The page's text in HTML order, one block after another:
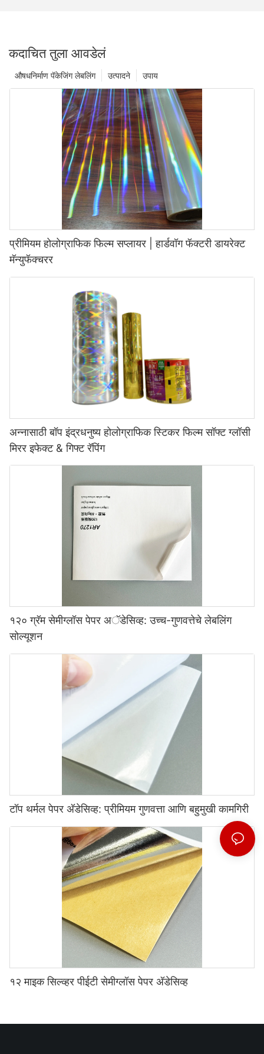
कदाचित तुला आवडेलं
उपाय
उत्पादने
औषधनिर्माण पॅकेजिंग लेबलिंग
प्रीमियम होलोग्राफिक फिल्म सप्लायर | हार्डवॉग फॅक्टरी डायरेक्ट
मॅन्युफॅक्चरर
अन्नासाठी बॉप इंद्रधनुष्य होलोग्राफिक स्टिकर फिल्म सॉफ्ट ग्लॉसी
मिरर इफेक्ट & गिफ्ट रॅपिंग
१२० ग्रॅम सेमीग्लॉस पेपर अॅडेसिव्ह: उच्च-गुणवत्तेचे लेबलिंग
सोल्यूशन
टॉप थर्मल पेपर अ‍ॅडेसिव्ह: प्रीमियम गुणवत्ता आणि बहुमुखी कामगिरी
१२ माइक सिल्व्हर पीईटी सेमीग्लॉस पेपर अ‍ॅडेसिव्ह